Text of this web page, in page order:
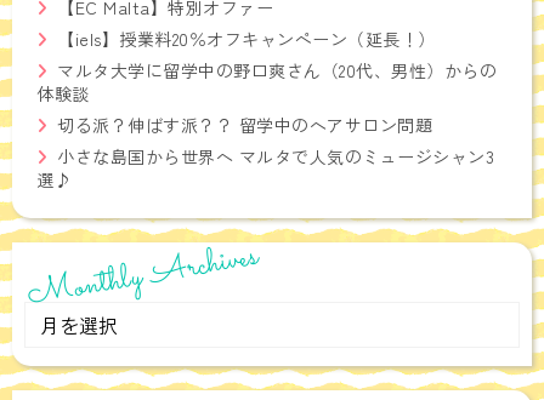
【EC Malta】特別オファー
【iels】授業料20％オフキャンペーン（延長！）
マルタ大学に留学中の野口爽さん（20代、男性）からの
体験談
切る派？伸ばす派？？ 留学中のヘアサロン問題
小さな島国から世界へ マルタで人気のミュージシャン3
選♪
Monthly Archives
Monthly
Archives